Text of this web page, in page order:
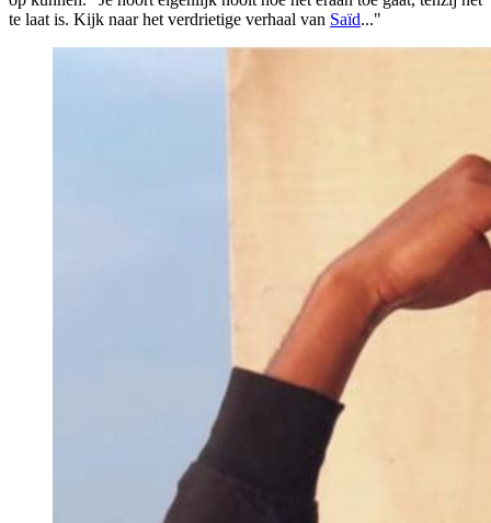
te laat is. Kijk naar het verdrietige verhaal van Saïd..."